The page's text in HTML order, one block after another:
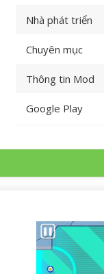
Nhà phát triển
Chuyên mục
Thông tin Mod
Google Play